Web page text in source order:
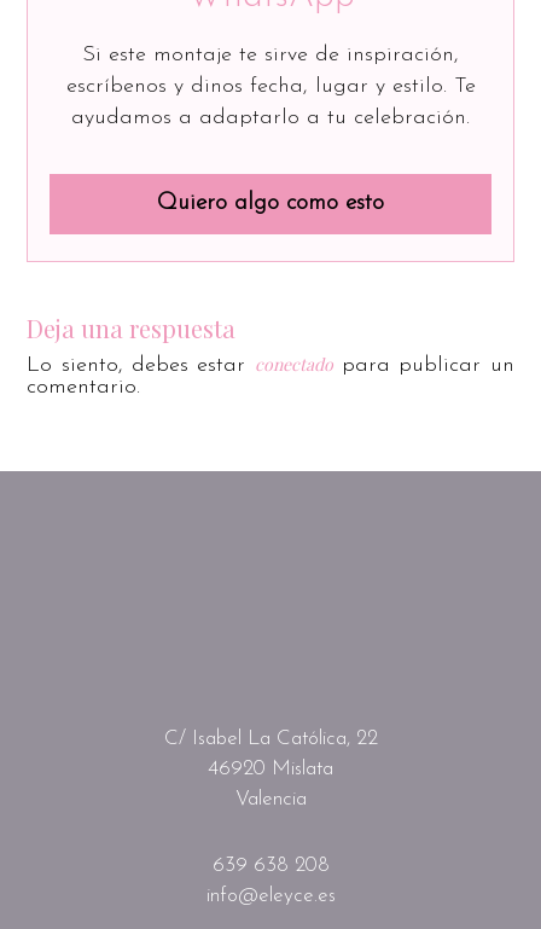
Si este montaje te sirve de inspiración,
escríbenos y dinos fecha, lugar y estilo. Te
ayudamos a adaptarlo a tu celebración.
Quiero algo como esto
Deja una respuesta
Lo siento, debes estar conectadopara publicar un
comentario.
C/ Isabel La Católica, 22
46920 Mislata
Valencia
639 638 208
info@eleyce.es